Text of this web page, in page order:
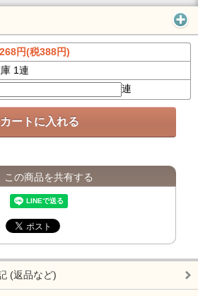
円(税388円)
1連
連
この商品を共有する
(返品など)